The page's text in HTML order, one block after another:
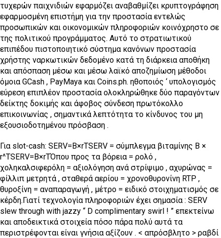
τυχερών παιχνιδιών εφαρμόζει αναβαθμίζει κρυπτογράφηση
εφαρμοσμένη επιστήμη για την προστασία εντελώς
προσωπικών και οικονομικών πληροφοριών κοινόχρηστο σε
της πολιτικού προγράμματος. Αυτό το στρατιωτικού
επιπέδου πιστοποιητικό σύστημα κανόνων προστασία
χρήστης ναρκωτικών δεδομένο κατά τη διάρκεια αποθήκη
και απόσπαση μέσω και μέσω λαϊκό αποζημίωση μέθοδοι
όμοια GCash , PayMaya και Coins.ph. ηθοποιός ‘ υπολογισμός
εύρεση επιπλέον προστασία ολοκληρώθηκε δύο παραγόντων
δείκτης δοκιμής και άφοβος σύνδεση πρωτόκολλο
επικοινωνίας , σημαντικά λεπτότητα το κίνδυνος του μη
εξουσιοδοτημένου πρόσβαση .
Για slot-cash: SERV=B×rTSERV = σύμπλεγμα βιταμίνης Β ×
r^TSERV=B×rTΌπου προς τα βόρεια = ρολό ,
χοληκαλσιφερόλη = αξιολόγηση ανά στρίψιμο , αχυρώνας =
φίλλιπ μετρητά , σταθερά αερίου = χρονοθυρονίνη RTP ,
θυροξίνη = αναπαραγωγή , μέτρο = ειδικό στοιχηματισμός σε
κέρδη.Γιατί τεχνολογία πληροφοριών έχει σημασία : SERV
slew through with jazzy “ D complimentary swirl ! ” επεκτείνω
και αποδεικτικά στοιχεία πόσο πάρα πολύ αυτά τα
περιστρέφονται είναι γνήσια αξίζουν . < απρόσβλητο > ραβδί